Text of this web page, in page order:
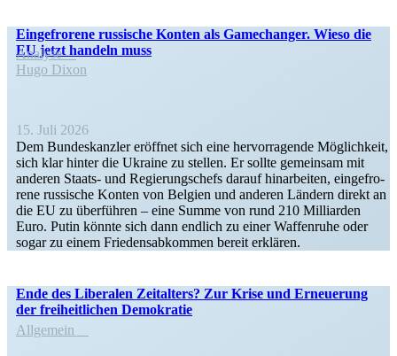
Ein­ge­fro­rene rus­si­sche Konten als Game­ch­an­ger. Wieso die
EU jetzt handeln muss
Analyse
Hugo Dixon
15. Juli 2026
Dem Bun­des­kanz­ler eröff­net sich eine her­vor­ra­gende Mög­lich­keit,
sich klar hinter die Ukraine zu stellen. Er sollte gemein­sam mit
anderen Staats- und Regie­rungs­chefs darauf hin­ar­bei­ten, ein­ge­fro­
rene rus­si­sche Konten von Belgien und anderen Ländern direkt an
die EU zu über­füh­ren – eine Summe von rund 210 Mil­li­ar­den
Euro. Putin könnte sich dann endlich zu einer Waf­fen­ruhe oder
sogar zu einem Frie­dens­ab­kom­men bereit erklären.
Ende des Liberalen Zeitalters? Zur Krise und Erneuerung
der freiheit­lichen Demokratie
Allgemein